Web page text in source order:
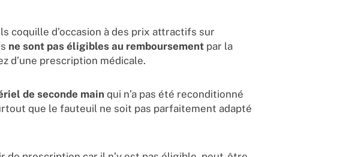
coquille d’occasion à des prix attractifs sur
ne sont pas éligibles au remboursementpar la
d’une prescription médicale.
de seconde mainqui n’a pas été reconditionné
que le fauteuil ne soit pas parfaitement adapté